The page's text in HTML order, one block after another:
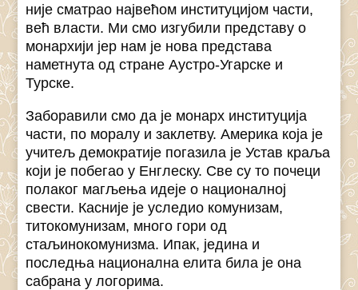
није сматрао највећом институцијом части,
већ власти. Ми смо изгубили представу о
монархији јер нам је нова представа
наметнута од стране Аустро-Угарске и
Турске.
Заборавили смо да је монарх институција
части, по моралу и заклетву. Америка која је
учитељ демократије погазила је Устав краља
који је побегао у Енглеску. Све су то почеци
полаког магљења идеје о националној
свести. Касније је уследио комунизам,
титокомунизам, много гори од
стаљинокомунизма. Ипак, једина и
последња национална елита била је она
сабрана у логорима.